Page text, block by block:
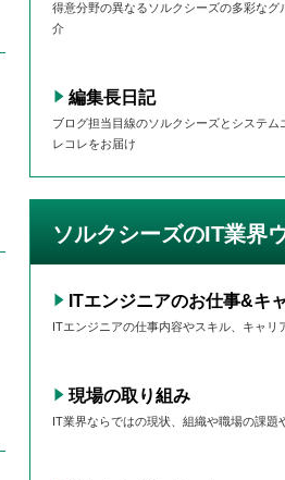
得意分野の異なるソルクシーズの多彩なグ
介
編集長日記
ブログ担当目線のソルクシーズとシステム
レコレをお届け
ソルクシーズのIT業界
ITエンジニアのお仕事&キ
ITエンジニアの仕事内容やスキル、キャリ
現場の取り組み
IT業界ならではの現状、組織や職場の課題